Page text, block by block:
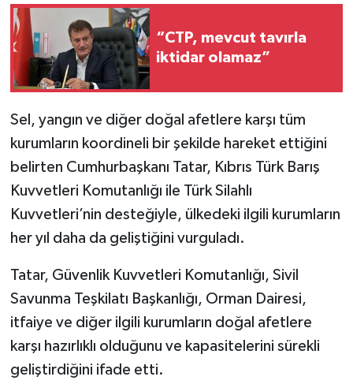
“CTP, mevcut tavırla
iktidar olamaz”
Sel, yangın ve diğer doğal afetlere karşı tüm
kurumların koordineli bir şekilde hareket ettiğini
belirten Cumhurbaşkanı Tatar, Kıbrıs Türk Barış
Kuvvetleri Komutanlığı ile Türk Silahlı
Kuvvetleri’nin desteğiyle, ülkedeki ilgili kurumların
her yıl daha da geliştiğini vurguladı.
Tatar, Güvenlik Kuvvetleri Komutanlığı, Sivil
Savunma Teşkilatı Başkanlığı, Orman Dairesi,
itfaiye ve diğer ilgili kurumların doğal afetlere
karşı hazırlıklı olduğunu ve kapasitelerini sürekli
geliştirdiğini ifade etti.